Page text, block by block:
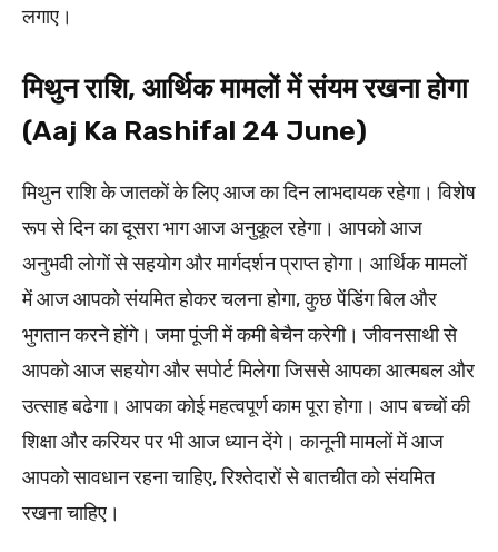
लगाए।
मिथुन राशि, आर्थिक मामलों में संयम रखना होगा
(Aaj Ka Rashifal 24 June)
मिथुन राशि के जातकों के लिए आज का दिन लाभदायक रहेगा। विशेष
रूप से दिन का दूसरा भाग आज अनुकूल रहेगा। आपको आज
अनुभवी लोगों से सहयोग और मार्गदर्शन प्राप्त होगा। आर्थिक मामलों
में आज आपको संयमित होकर चलना होगा, कुछ पेंडिंग बिल और
भुगतान करने होंगे। जमा पूंजी में कमी बेचैन करेगी। जीवनसाथी से
आपको आज सहयोग और सपोर्ट मिलेगा जिससे आपका आत्मबल और
उत्साह बढेगा। आपका कोई महत्वपूर्ण काम पूरा होगा। आप बच्चों की
शिक्षा और करियर पर भी आज ध्यान देंगे। कानूनी मामलों में आज
आपको सावधान रहना चाहिए, रिश्तेदारों से बातचीत को संयमित
रखना चाहिए।